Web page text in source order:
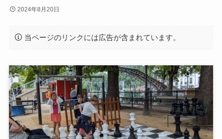
2024年8月20日
当ページのリンクには広告が含まれています。